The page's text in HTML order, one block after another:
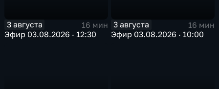
3 августа
16 мин
Эфир 03.08.2026 · 12:30
3 августа
16 мин
Эфир 03.08.2026 · 10:00